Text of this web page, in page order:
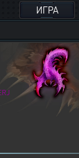
ИГРА